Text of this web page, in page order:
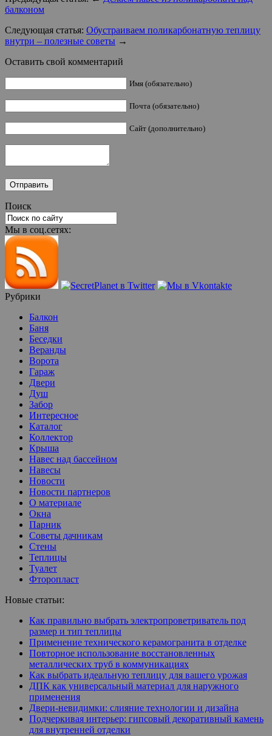
балконом
Следующая статья: Обустраиваем поликарбонатную теплицу
внутри – полезные советы →
Оставить свой комментарий
Имя (обязательно)
Почта (обязательно)
Сайт (дополнительно)
Поиск
Мы в соц.сетях:
Рубрики
Балкон
Баня
Беседки
Веранды
Ворота
Гараж
Двери
Душ
Забор
Интересное
Каталог
Коллектор
Крыша
Навес над бассейном
Навесы
Новости
Новости партнеров
О материале
Окна
Парник
Советы дачникам
Стены
Теплицы
Туалет
Фторопласт
Новые статьи:
Как правильно выбрать электропроветриватель под
размер и тип теплицы
Применение технического керамогранита в отделке
Повторное использование восстановленных
металлических труб в коммуникациях
Как выбрать идеальную теплицу для вашего урожая
ДПК как универсальный материал для наружного
применения
Двери-невидимки: слияние технологии и дизайна
Подчеркивая интерьер: гипсовый декоративный камень
для внутренней отделки